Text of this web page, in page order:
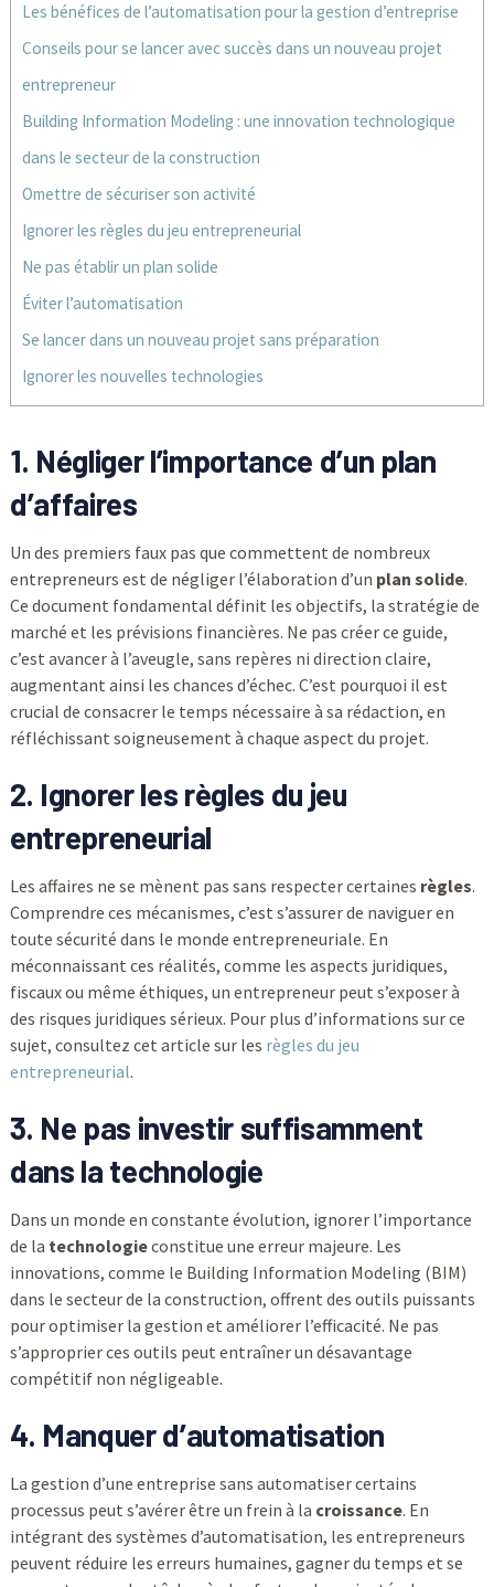
Les bénéfices de l’automatisation pour la gestion d’entreprise
Conseils pour se lancer avec succès dans un nouveau projet
entrepreneur
Building Information Modeling : une innovation technologique
dans le secteur de la construction
Omettre de sécuriser son activité
Ignorer les règles du jeu entrepreneurial
Ne pas établir un plan solide
Éviter l’automatisation
Se lancer dans un nouveau projet sans préparation
Ignorer les nouvelles technologies
1. Négliger l’importance d’un plan
d’affaires
Un des premiers faux pas que commettent de nombreux
entrepreneurs est de négliger l’élaboration d’un plan solide.
Ce document fondamental définit les objectifs, la stratégie de
marché et les prévisions financières. Ne pas créer ce guide,
c’est avancer à l’aveugle, sans repères ni direction claire,
augmentant ainsi les chances d’échec. C’est pourquoi il est
crucial de consacrer le temps nécessaire à sa rédaction, en
réfléchissant soigneusement à chaque aspect du projet.
2. Ignorer les règles du jeu
entrepreneurial
Les affaires ne se mènent pas sans respecter certaines règles.
Comprendre ces mécanismes, c’est s’assurer de naviguer en
toute sécurité dans le monde entrepreneuriale. En
méconnaissant ces réalités, comme les aspects juridiques,
fiscaux ou même éthiques, un entrepreneur peut s’exposer à
des risques juridiques sérieux. Pour plus d’informations sur ce
sujet, consultez cet article sur les règles du jeu
entrepreneurial.
3. Ne pas investir suffisamment
dans la technologie
Dans un monde en constante évolution, ignorer l’importance
de la technologieconstitue une erreur majeure. Les
innovations, comme le Building Information Modeling (BIM)
dans le secteur de la construction, offrent des outils puissants
pour optimiser la gestion et améliorer l’efficacité. Ne pas
s’approprier ces outils peut entraîner un désavantage
compétitif non négligeable.
4. Manquer d’automatisation
La gestion d’une entreprise sans automatiser certains
processus peut s’avérer être un frein à la croissance. En
intégrant des systèmes d’automatisation, les entrepreneurs
peuvent réduire les erreurs humaines, gagner du temps et se